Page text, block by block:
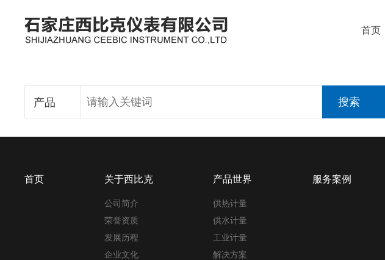
首页
产品 搜索
首页 关于西比克
公司简介
荣誉资质
发展历程
企业文化
产品世界
供热计量
供水计量
工业计量
解决方案
服务案例